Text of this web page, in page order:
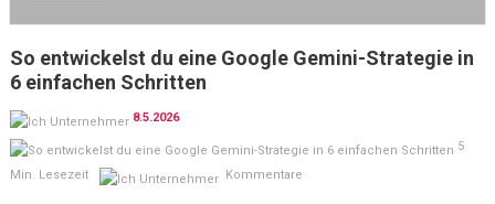
So entwickelst du eine Google Gemini-Strategie in
6 einfachen Schritten
8.5.2026
5
Min. Lesezeit
Kommentare